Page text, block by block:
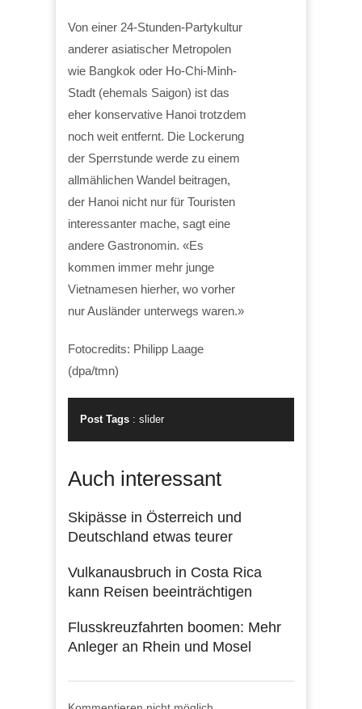
Von einer 24-Stunden-Partykultur
anderer asiatischer Metropolen
wie Bangkok oder Ho-Chi-Minh-
Stadt (ehemals Saigon) ist das
eher konservative Hanoi trotzdem
noch weit entfernt. Die Lockerung
der Sperrstunde werde zu einem
allmählichen Wandel beitragen,
der Hanoi nicht nur für Touristen
interessanter mache, sagt eine
andere Gastronomin. «Es
kommen immer mehr junge
Vietnamesen hierher, wo vorher
nur Ausländer unterwegs waren.»
Fotocredits: Philipp Laage
(dpa/tmn)
Post Tags : slider
Auch interessant
Skipässe in Österreich und
Deutschland etwas teurer
Vulkanausbruch in Costa Rica
kann Reisen beeinträchtigen
Flusskreuzfahrten boomen: Mehr
Anleger an Rhein und Mosel